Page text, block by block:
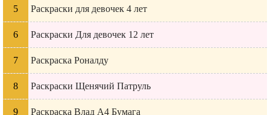
Раскраски для девочек 4 лет
Раскраски Для девочек 12 лет
Раскраска Роналду
Раскраски Щенячий Патруль
Раскраска Влад А4 Бумага